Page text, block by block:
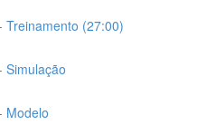
Treinamento (27:00)
Simulação
Modelo